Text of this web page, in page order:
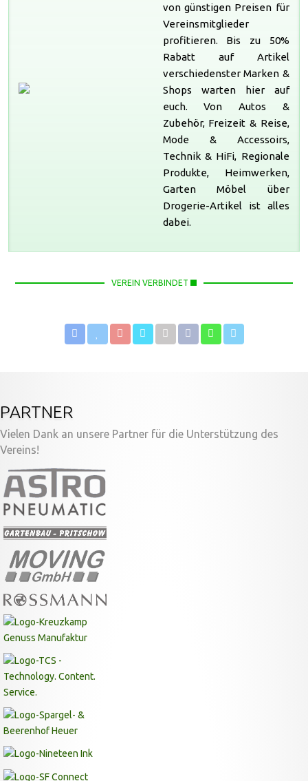
von günstigen Preisen für
Vereinsmitglieder
profitieren. Bis zu 50%
Rabatt auf Artikel
verschiedenster Marken &
Shops warten hier auf
euch. Von Autos &
Zubehör, Freizeit & Reise,
Mode & Accessoirs,
Technik & HiFi, Regionale
Produkte, Heimwerken,
Garten Möbel über
Drogerie-Artikel ist alles
dabei.
VEREIN VERBINDET
PARTNER
Vielen Dank an unsere Partner für die Unterstützung des
Vereins!